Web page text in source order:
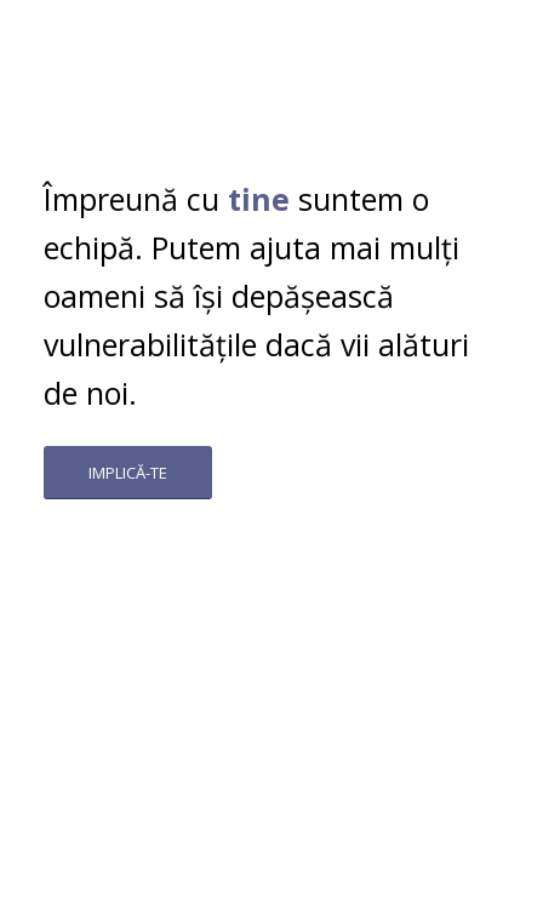
Împreună cu tine suntem o
echipă. Putem ajuta mai mulți
oameni să își depășească
vulnerabilitățile dacă vii alături
de noi.
IMPLICĂ-TE